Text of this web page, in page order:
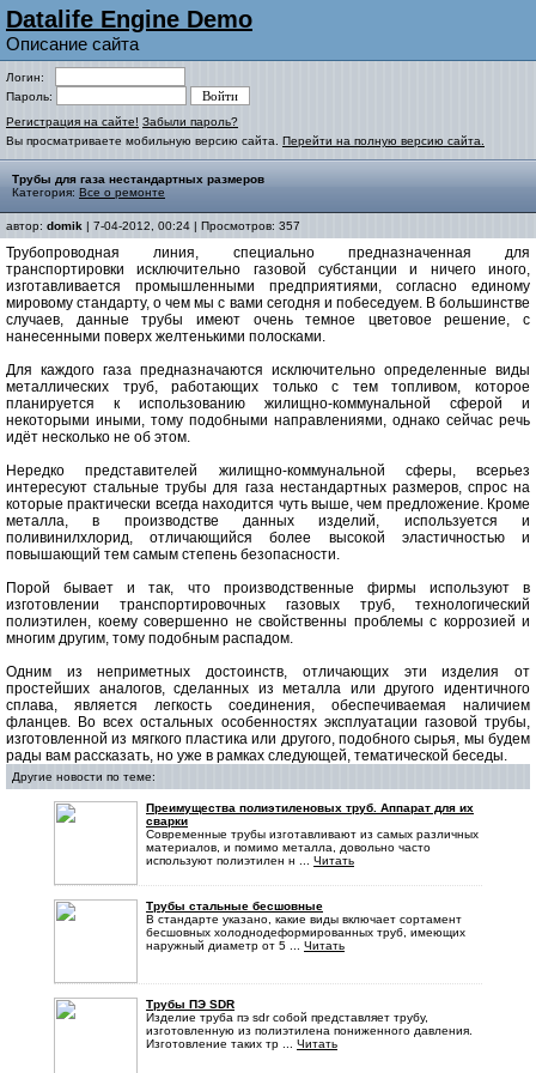
Datalife Engine Demo
Описание сайта
Логин:
Пароль:
Регистрация на сайте! Забыли пароль?
Вы просматриваете мобильную версию сайта. Перейти на полную версию сайта.
Трубы для газа нестандартных размеров
Категория: Все о ремонте
автор: domik | 7-04-2012, 00:24 | Просмотров: 357
Трубопроводная линия, специально предназначенная для
транспортировки исключительно газовой субстанции и ничего иного,
изготавливается промышленными предприятиями, согласно единому
мировому стандарту, о чем мы с вами сегодня и побеседуем. В большинстве
случаев, данные трубы имеют очень темное цветовое решение, с
нанесенными поверх желтенькими полосками.
Для каждого газа предназначаются исключительно определенные виды
металлических труб, работающих только с тем топливом, которое
планируется к использованию жилищно-коммунальной сферой и
некоторыми иными, тому подобными направлениями, однако сейчас речь
идёт несколько не об этом.
Нередко представителей жилищно-коммунальной сферы, всерьез
интересуют стальные трубы для газа нестандартных размеров, спрос на
которые практически всегда находится чуть выше, чем предложение. Кроме
металла, в производстве данных изделий, используется и
поливинилхлорид, отличающийся более высокой эластичностью и
повышающий тем самым степень безопасности.
Порой бывает и так, что производственные фирмы используют в
изготовлении транспортировочных газовых труб, технологический
полиэтилен, коему совершенно не свойственны проблемы с коррозией и
многим другим, тому подобным распадом.
Одним из неприметных достоинств, отличающих эти изделия от
простейших аналогов, сделанных из металла или другого идентичного
сплава, является легкость соединения, обеспечиваемая наличием
фланцев. Во всех остальных особенностях эксплуатации газовой трубы,
изготовленной из мягкого пластика или другого, подобного сырья, мы будем
рады вам рассказать, но уже в рамках следующей, тематической беседы.
Другие новости по теме:
Преимущества полиэтиленовых труб. Аппарат для их
сварки
Современные трубы изготавливают из самых различных
материалов, и помимо металла, довольно часто
используют полиэтилен н ... Читать
Трубы стальные бесшовные
В стандарте указано, какие виды включает сортамент
бесшовных холоднодеформированных труб, имеющих
наружный диаметр от 5 ... Читать
Трубы ПЭ SDR
Изделие труба пэ sdr собой представляет трубу,
изготовленную из полиэтилена пониженного давления.
Изготовление таких тр ... Читать